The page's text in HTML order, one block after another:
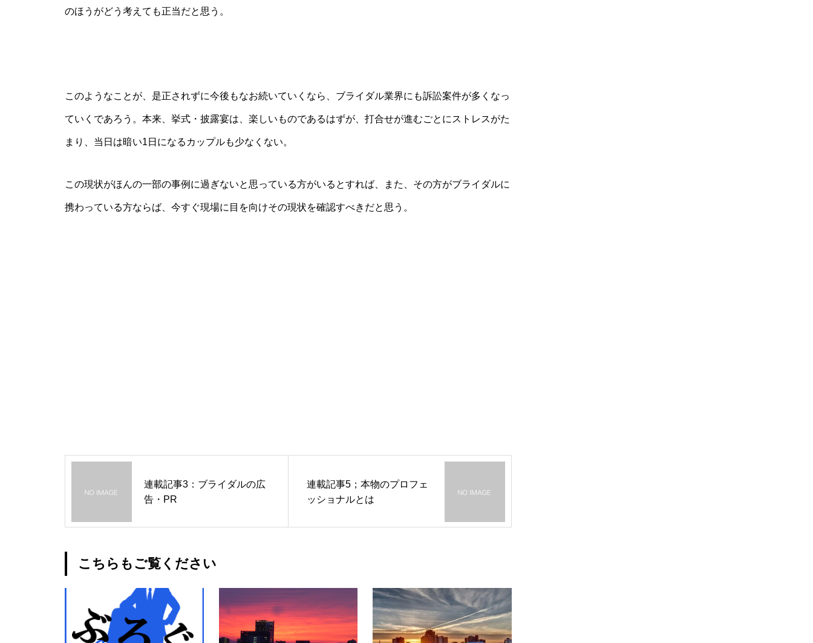
のほうがどう考えても正当だと思う。
このようなことが、是正されずに今後もなお続いていくなら、ブライダル業界にも訴訟案件が多くなっ
ていくであろう。本来、挙式・披露宴は、楽しいものであるはずが、打合せが進むごとにストレスがた
まり、当日は暗い1日になるカップルも少なくない。
この現状がほんの一部の事例に過ぎないと思っている方がいるとすれば、また、その方がブライダルに
携わっている方ならば、今すぐ現場に目を向けその現状を確認すべきだと思う。
連載記事3：ブライダルの広
告・PR
連載記事5；本物のプロフェ
ッショナルとは
こちらもご覧ください